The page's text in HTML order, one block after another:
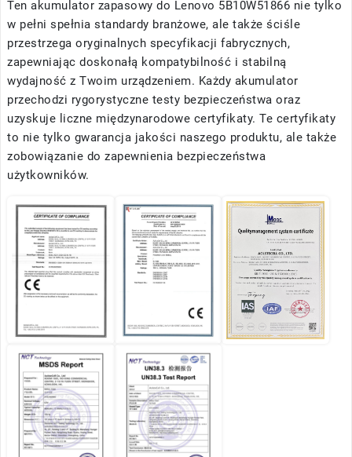
Ten akumulator zapasowy do Lenovo 5B10W51866 nie tylko
w pełni spełnia standardy branżowe, ale także ściśle
przestrzega oryginalnych specyfikacji fabrycznych,
zapewniając doskonałą kompatybilność i stabilną
wydajność z Twoim urządzeniem. Każdy akumulator
przechodzi rygorystyczne testy bezpieczeństwa oraz
uzyskuje liczne międzynarodowe certyfikaty. Te certyfikaty
to nie tylko gwarancja jakości naszego produktu, ale także
zobowiązanie do zapewnienia bezpieczeństwa
użytkowników.